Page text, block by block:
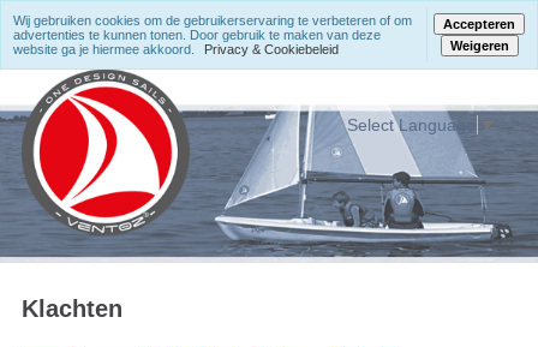
Select Language ▼
Klachten
Wij gebruiken cookies om de gebruikerservaring te verbeteren of om
advertenties te kunnen tonen. Door gebruik te maken van deze
website ga je hiermee akkoord.
Privacy & Cookiebeleid
Accepteren
Weigeren